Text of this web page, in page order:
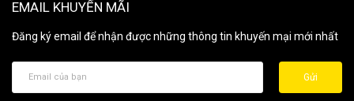
EMAIL KHUYẾN MÃI
Đăng ký email để nhận được những thông tin khuyến mại mới nhất
Gửi